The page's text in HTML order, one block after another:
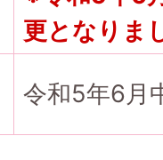
更となりま
令和5年6月